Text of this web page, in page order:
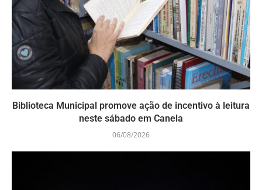
Biblioteca Municipal promove ação de incentivo à leitura
neste sábado em Canela
06/08/2026